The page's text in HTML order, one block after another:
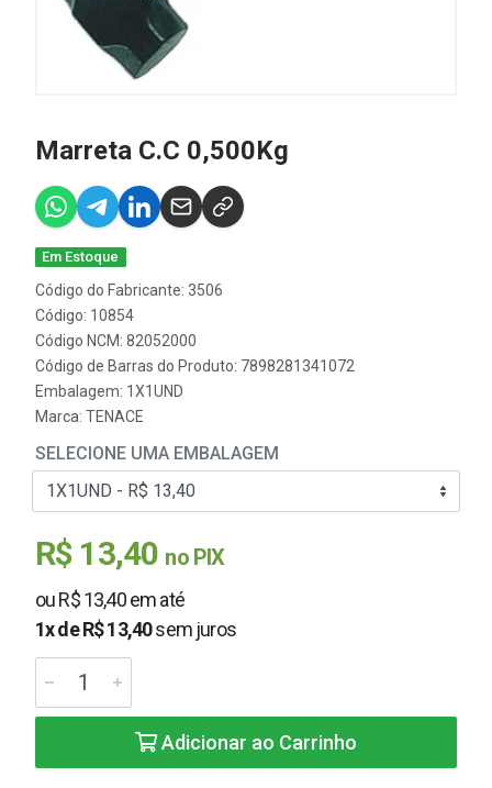
Marreta C.C 0,500Kg
Em Estoque
Código do Fabricante: 3506
Código: 10854
Código NCM: 82052000
Código de Barras do Produto: 7898281341072
Embalagem: 1X1UND
Marca: TENACE
SELECIONE UMA EMBALAGEM
R$ 13,40 no PIX
ou R$ 13,40 em até
1x de R$ 13,40sem juros
Adicionar ao Carrinho